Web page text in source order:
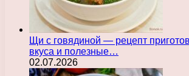
Щи с говядиной — рецепт
вкуса и полезные…
02.07.2026